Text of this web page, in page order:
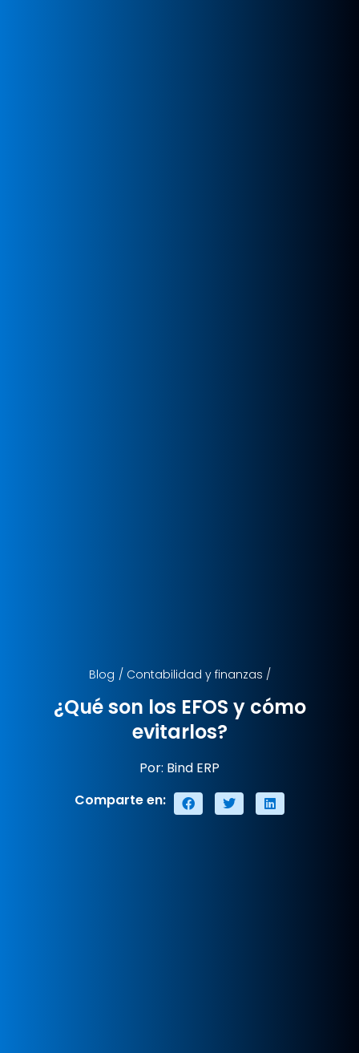
Blog / Contabilidad y finanzas /
¿Qué son los EFOS y cómo
evitarlos?
Por: Bind ERP
Comparte en: